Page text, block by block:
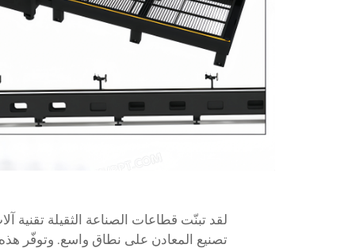
لقد تبنّت قطاعات الصناعة الثقيلة تقنية
تصنيع المعادن على نطاق واسع. وتوفّر